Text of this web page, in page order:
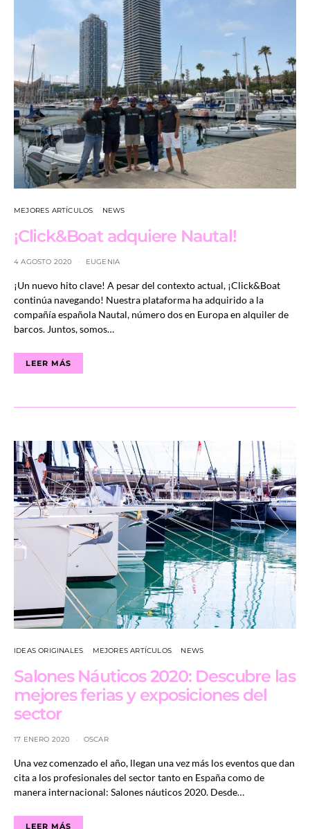
MEJORES ARTÍCULOS NEWS
¡Click&Boat adquiere Nautal!
4 AGOSTO 2020 EUGENIA
¡Un nuevo hito clave! A pesar del contexto actual, ¡Click&Boat
continúa navegando! Nuestra plataforma ha adquirido a la
compañía española Nautal, número dos en Europa en alquiler de
barcos. Juntos, somos…
LEER MÁS
IDEAS ORIGINALES MEJORES ARTÍCULOS NEWS
Salones Náuticos 2020: Descubre las
mejores ferias y exposiciones del
sector
17 ENERO 2020 OSCAR
Una vez comenzado el año, llegan una vez más los eventos que dan
cita a los profesionales del sector tanto en España como de
manera internacional: Salones náuticos 2020. Desde…
LEER MÁS